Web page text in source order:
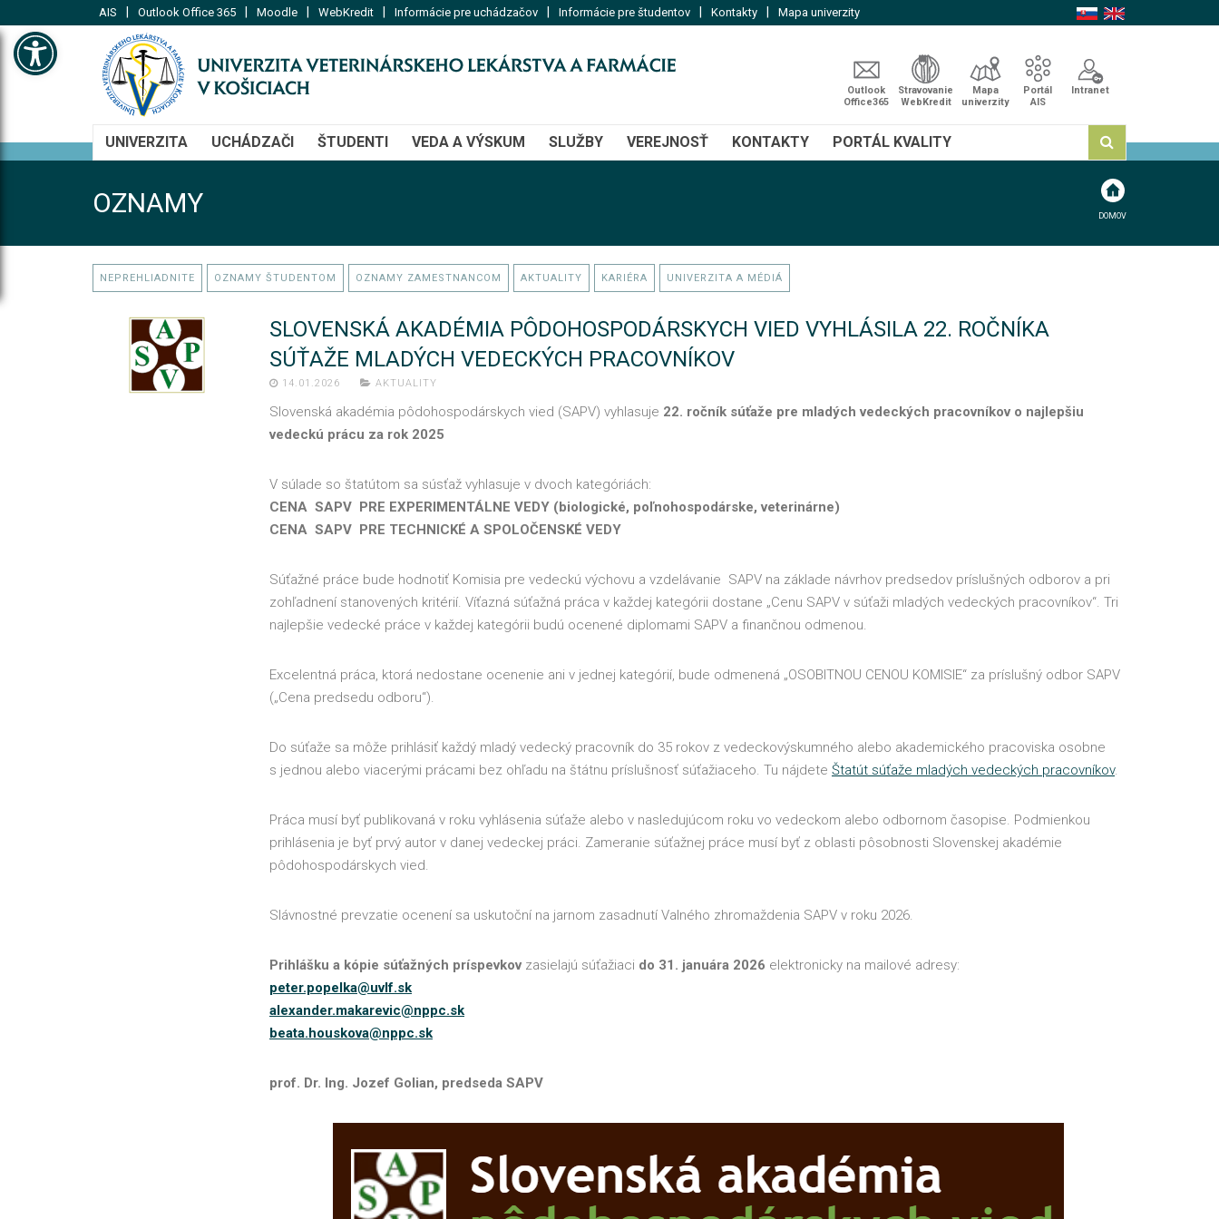
Open toolbar
AIS Outlook Office 365 Moodle WebKredit Informácie pre uchádzačov Informácie pre študentov Kontakty Mapa univerzity
Outlook
Office365
Stravovanie
WebKredit
Mapa
univerzity
Portál
AIS
Intranet
UNIVERZITA UCHÁDZAČI ŠTUDENTI VEDA A VÝSKUM SLUŽBY VEREJNOSŤ KONTAKTY PORTÁL KVALITY
OZNAMY DOMOV
NEPREHLIADNITE OZNAMY ŠTUDENTOM OZNAMY ZAMESTNANCOM AKTUALITY KARIÉRA UNIVERZITA A MÉDIÁ
SLOVENSKÁ AKADÉMIA PÔDOHOSPODÁRSKYCH VIED VYHLÁSILA 22. ROČNÍKA
SÚŤAŽE MLADÝCH VEDECKÝCH PRACOVNÍKOV
14.01.2026 AKTUALITY
Slovenská akadémia pôdohospodárskych vied (SAPV) vyhlasuje 22. ročník súťaže pre mladých vedeckých pracovníkov o najlepšiu
vedeckú prácu za rok 2025
V súlade so štatútom sa súsťaž vyhlasuje v dvoch kategóriách:
CENA SAPV PRE EXPERIMENTÁLNE VEDY (biologické, poľnohospodárske, veterinárne)
CENA SAPV PRE TECHNICKÉ A SPOLOČENSKÉ VEDY
Súťažné práce bude hodnotiť Komisia pre vedeckú výchovu a vzdelávanie SAPV na základe návrhov predsedov príslušných odborov a pri
zohľadnení stanovených kritérií. Víťazná súťažná práca v každej kategórii dostane „Cenu SAPV v súťaži mladých vedeckých pracovníkov“. Tri
najlepšie vedecké práce v každej kategórii budú ocenené diplomami SAPV a finančnou odmenou.
Excelentná práca, ktorá nedostane ocenenie ani v jednej kategórií, bude odmenená „OSOBITNOU CENOU KOMISIE“ za príslušný odbor SAPV
(„Cena predsedu odboru“).
Do súťaže sa môže prihlásiť každý mladý vedecký pracovník do 35 rokov z vedeckovýskumného alebo akademického pracoviska osobne
s jednou alebo viacerými prácami bez ohľadu na štátnu príslušnosť súťažiaceho. Tu nájdete Štatút súťaže mladých vedeckých pracovníkov.
Práca musí byť publikovaná v roku vyhlásenia súťaže alebo v nasledujúcom roku vo vedeckom alebo odbornom časopise. Podmienkou
prihlásenia je byť prvý autor v danej vedeckej práci. Zameranie súťažnej práce musí byť z oblasti pôsobnosti Slovenskej akadémie
pôdohospodárskych vied.
Slávnostné prevzatie ocenení sa uskutoční na jarnom zasadnutí Valného zhromaždenia SAPV v roku 2026.
Prihlášku a kópie súťažných príspevkov zasielajú súťažiaci do 31. januára 2026 elektronicky na mailové adresy:
peter.popelka@uvlf.sk
alexander.makarevic@nppc.sk
beata.houskova@nppc.sk
prof. Dr. Ing. Jozef Golian, predseda SAPV